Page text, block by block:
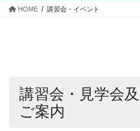
HOME 講習会・イベント
講習会・見学会
ご案内